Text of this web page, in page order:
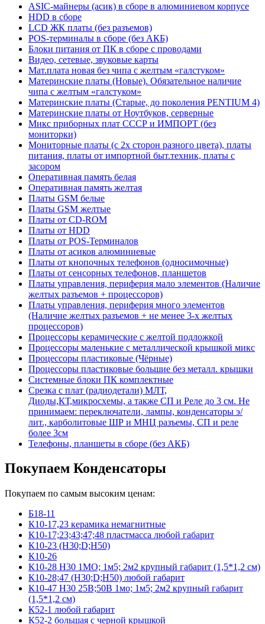
ASIC-майнеры (асик) в сборе в алюминиевом корпусе
HDD в сборе
LCD ЖК платы (без разъемов)
POS-терминалы в сборе (без АКБ)
Блоки питания от ПК в сборе с проводами
Видео, сетевые, звуковые карты
Мат.плата новая без чипа с желтым «галстуком»
Материнские платы (Новые). Обязательное наличие
чипа с желтым «галстуком»
Материнские платы (Старые, до поколения PENTIUM 4)
Материнские платы от Ноутбуков, серверные
Микс приборных плат СССР и ИМПОРТ (без
мониторки)
Мониторные платы (с 2х сторон разного цвета), платы
питания, платы от импортной быт.техник, платы с
засором
Оперативная память белая
Оперативная память желтая
Платы GSM белые
Платы GSM желтые
Платы от CD-ROM
Платы от HDD
Платы от POS-Терминалов
Платы от асиков алюминиевые
Платы от кнопочных телефонов (односимочные)
Платы от сенсорных телефонов, планшетов
Платы управления, периферия мало элементов (Наличие
желтых разъемов + процессоров)
Платы управления, периферия много элементов
(Наличие желтых разъемов + не менее 3-х желтых
процессоров)
Процессоры керамические с желтой подложкой
Процессоры маленькие с металлической крышкой микс
Процессоры пластиковые (Чёрные)
Процессоры пластиковые большие без металл. крышки
Системные блоки ПК комплектные
Срезка с плат (радиодетали) МЛТ,
Диоды,КТ,микросхемы, а также СП и Реле до 3 см. Не
принимаем: переключатели, лампы, конденсаторы э/
лит., карболитовые ШР и МНЦ разъемы, СП и реле
более 3см
Телефоны, планшеты в сборе (без АКБ)
Покупаем Конденсаторы
Покупаем по самым высоким ценам:
Б18-11
К10-17,23 керамика немагнитные
К10-17;23;43;47;48 пластмасса любой габарит
К10-23 (Н30;D;Н50)
К10-26
К10-28 Н30 1МО; 1м5; 2м2 крупный габарит (1,5*1,2 см)
К10-28;47 (Н30;D;Н50) любой габарит
К10-47 Н30 25В;50В 1мо; 1м5; 2м2 крупный габарит
(1,5*1,2 см)
К52-1 любой габарит
К52-2 большая с черной крышкой